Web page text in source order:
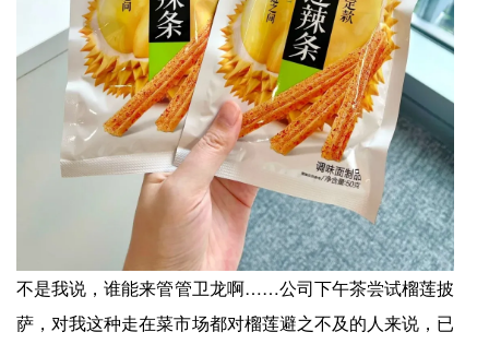
不是我说，谁能来管管卫龙啊……公司下午茶尝试榴莲披
萨，对我这种走在菜市场都对榴莲避之不及的人来说，已